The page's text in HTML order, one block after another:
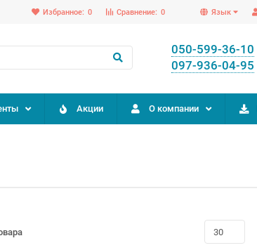
Язык
Сравнение: 0
Избранное: 0
050-599-36-10
097-936-04-95
Акции О компании